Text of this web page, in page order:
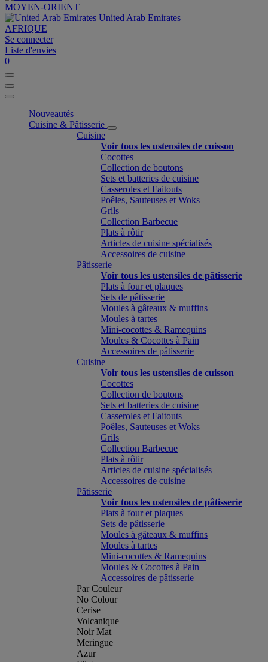
MOYEN-ORIENT
United Arab Emirates
AFRIQUE
Se connecter
Liste d'envies
0
Nouveautés
Cuisine & Pâtisserie
Cuisine
Voir tous les ustensiles de cuisson
Cocottes
Collection de boutons
Sets et batteries de cuisine
Casseroles et Faitouts
Poêles, Sauteuses et Woks
Grils
Collection Barbecue
Plats à rôtir
Articles de cuisine spécialisés
Accessoires de cuisine
Pâtisserie
Voir tous les ustensiles de pâtisserie
Plats à four et plaques
Sets de pâtisserie
Moules à gâteaux & muffins
Moules à tartes
Mini-cocottes & Ramequins
Moules & Cocottes à Pain
Accessoires de pâtisserie
Cuisine
Voir tous les ustensiles de cuisson
Cocottes
Collection de boutons
Sets et batteries de cuisine
Casseroles et Faitouts
Poêles, Sauteuses et Woks
Grils
Collection Barbecue
Plats à rôtir
Articles de cuisine spécialisés
Accessoires de cuisine
Pâtisserie
Voir tous les ustensiles de pâtisserie
Plats à four et plaques
Sets de pâtisserie
Moules à gâteaux & muffins
Moules à tartes
Mini-cocottes & Ramequins
Moules & Cocottes à Pain
Accessoires de pâtisserie
Par Couleur
No Colour
Cerise
Volcanique
Noir Mat
Meringue
Azur